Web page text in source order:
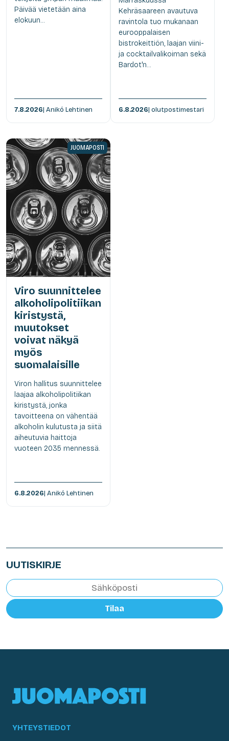
Päivää vietetään aina
elokuun...
7.8.2026| Anikó Lehtinen
Kehräsaareen avautuva
ravintola tuo mukanaan
eurooppalaisen
bistrokeittiön, laajan viini-
ja cocktailvalikoiman sekä
Bardot'n...
6.8.2026| olutpostimestari
JUOMAPOSTI
Viro suunnittelee
alkoholipolitiikan
kiristystä,
muutokset
voivat näkyä
myös
suomalaisille
Viron hallitus suunnittelee
laajaa alkoholipolitiikan
kiristystä, jonka
tavoitteena on vähentää
alkoholin kulutusta ja siitä
aiheutuvia haittoja
vuoteen 2035 mennessä.
6.8.2026| Anikó Lehtinen
UUTISKIRJE
Tilaa
YHTEYSTIEDOT